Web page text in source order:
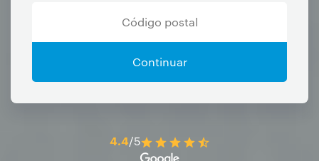
Continuar
4.4/5